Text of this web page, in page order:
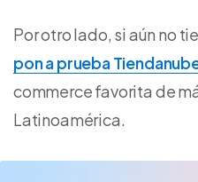
Por otro lado, si aún no
pon a prueba
commerce favorita de
Latinoamérica.